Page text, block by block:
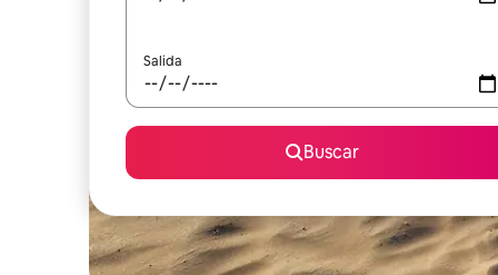
Salida
Buscar